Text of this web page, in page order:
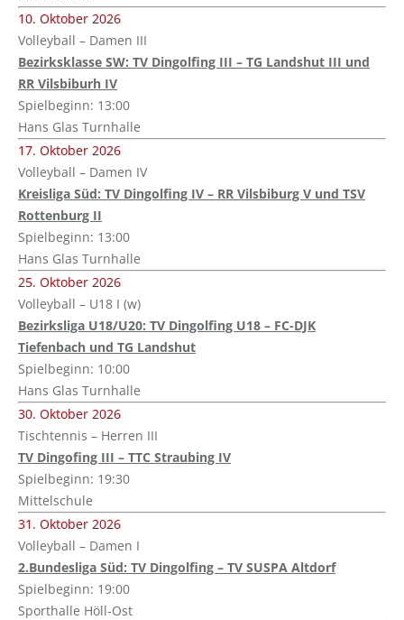
10. Oktober 2026
Volleyball – Damen III
Bezirksklasse SW: TV Dingolfing III – TG Landshut III und
RR Vilsbiburh IV
Spielbeginn: 13:00
Hans Glas Turnhalle
17. Oktober 2026
Volleyball – Damen IV
Kreisliga Süd: TV Dingolfing IV – RR Vilsbiburg V und TSV
Rottenburg II
Spielbeginn: 13:00
Hans Glas Turnhalle
25. Oktober 2026
Volleyball – U18 I (w)
Bezirksliga U18/U20: TV Dingolfing U18 – FC-DJK
Tiefenbach und TG Landshut
Spielbeginn: 10:00
Hans Glas Turnhalle
30. Oktober 2026
Tischtennis – Herren III
TV Dingofing III – TTC Straubing IV
Spielbeginn: 19:30
Mittelschule
31. Oktober 2026
Volleyball – Damen I
2.Bundesliga Süd: TV Dingolfing – TV SUSPA Altdorf
Spielbeginn: 19:00
Sporthalle Höll-Ost